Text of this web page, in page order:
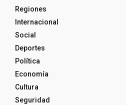
Regiones
Internacional
Social
Deportes
Política
Economía
Cultura
Seguridad